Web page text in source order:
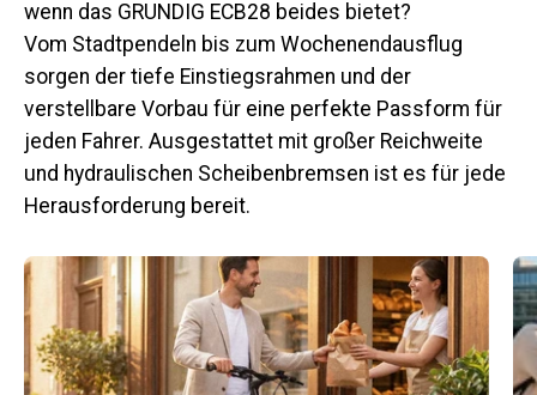
wenn das GRUNDIG ECB28 beides bietet?
Vom Stadtpendeln bis zum Wochenendausflug
sorgen der tiefe Einstiegsrahmen und der
verstellbare Vorbau für eine perfekte Passform für
jeden Fahrer. Ausgestattet mit großer Reichweite
und hydraulischen Scheibenbremsen ist es für jede
Herausforderung bereit.